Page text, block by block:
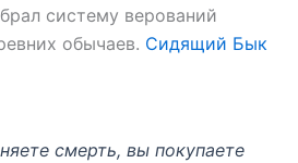
систему верований
обычаев. Сидящий Бык
смерть, вы покупаете